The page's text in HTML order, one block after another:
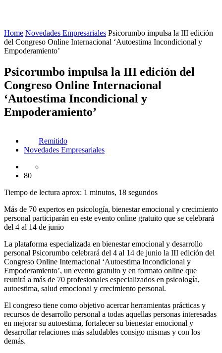
Home Novedades Empresariales Psicorumbo impulsa la III edición
del Congreso Online Internacional ‘Autoestima Incondicional y
Empoderamiento’
Psicorumbo impulsa la III edición del
Congreso Online Internacional
‘Autoestima Incondicional y
Empoderamiento’
Remitido
Novedades Empresariales
80
Tiempo de lectura aprox: 1 minutos, 18 segundos
Más de 70 expertos en psicología, bienestar emocional y crecimiento
personal participarán en este evento online gratuito que se celebrará
del 4 al 14 de junio
La plataforma especializada en bienestar emocional y desarrollo
personal Psicorumbo celebrará del 4 al 14 de junio la III edición del
Congreso Online Internacional ‘Autoestima Incondicional y
Empoderamiento’, un evento gratuito y en formato online que
reunirá a más de 70 profesionales especializados en psicología,
autoestima, salud emocional y crecimiento personal.
El congreso tiene como objetivo acercar herramientas prácticas y
recursos de desarrollo personal a todas aquellas personas interesadas
en mejorar su autoestima, fortalecer su bienestar emocional y
desarrollar relaciones más saludables consigo mismas y con los
demás.